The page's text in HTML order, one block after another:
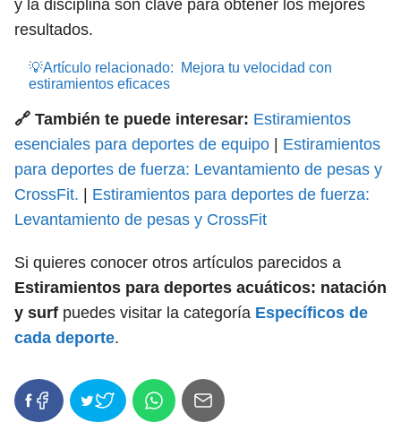
y la disciplina son clave para obtener los mejores
resultados.
💡Artículo relacionado:
Mejora tu velocidad con
estiramientos eficaces
🔗 También te puede interesar: Estiramientos
esenciales para deportes de equipo
Estiramientos
para deportes de fuerza: Levantamiento de pesas y
CrossFit.
Estiramientos para deportes de fuerza:
Levantamiento de pesas y CrossFit
Si quieres conocer otros artículos parecidos a
Estiramientos para deportes acuáticos: natación
y surf puedes visitar la categoría Específicos de
cada deporte.